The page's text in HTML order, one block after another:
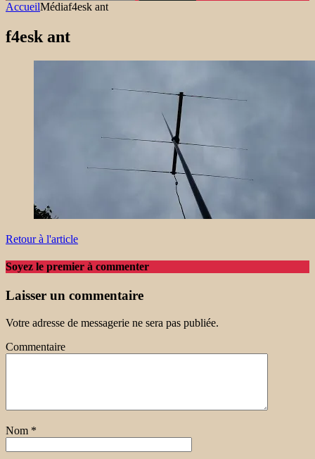
AccueilMédiaf4esk ant
f4esk ant
Retour à l'article
Soyez le premier à commenter
Laisser un commentaire
Votre adresse de messagerie ne sera pas publiée.
Commentaire
Nom *